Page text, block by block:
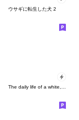
ウサギに転生した犬 2